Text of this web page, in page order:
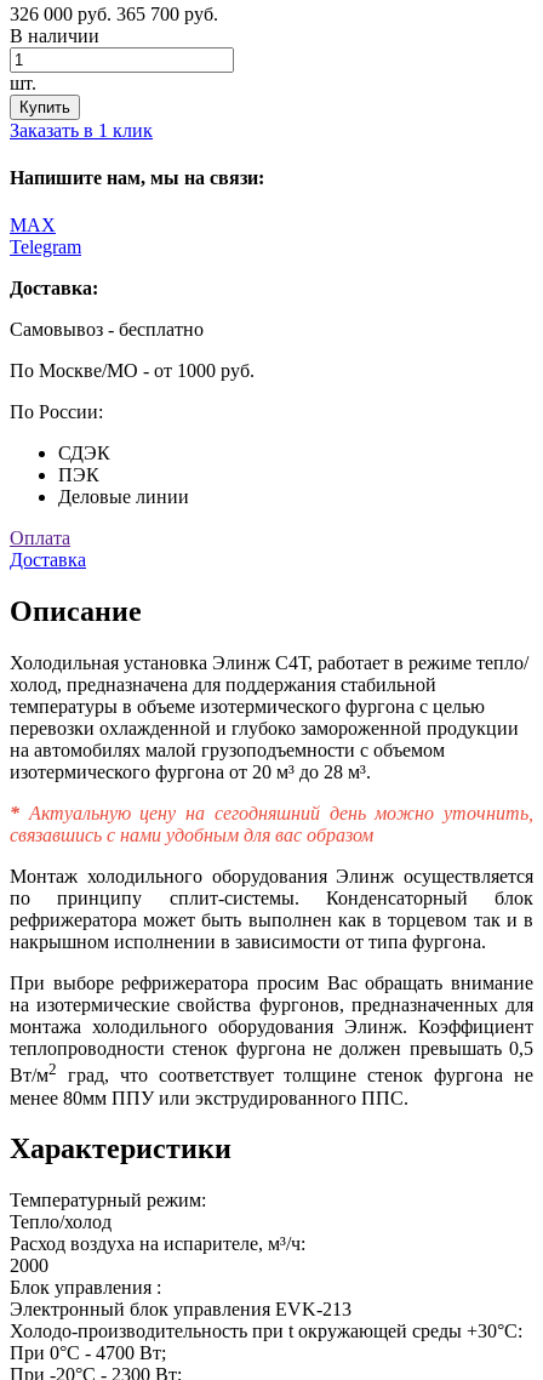
326 000 руб. 365 700 руб.
В наличии
шт.
Купить
Заказать в 1 клик
Напишите нам, мы на связи:
MAX
Telegram
Доставка:
Самовывоз - бесплатно
По Москве/МО - от 1000 руб.
По России:
СДЭК
ПЭК
Деловые линии
Оплата
Доставка
Описание
Холодильная установка Элинж С4Т, работает в режиме тепло/
холод, предназначена для поддержания стабильной
температуры в объеме изотермического фургона с целью
перевозки охлажденной и глубоко замороженной продукции
на автомобилях малой грузоподъемности с объемом
изотермического фургона от 20 м³ до 28 м³.
* Актуальную цену на сегодняшний день можно уточнить,
связавшись с нами удобным для вас образом
Монтаж холодильного оборудования Элинж осуществляется
по принципу сплит-системы. Конденсаторный блок
рефрижератора может быть выполнен как в торцевом так и в
накрышном исполнении в зависимости от типа фургона.
При выборе рефрижератора просим Вас обращать внимание
на изотермические свойства фургонов, предназначенных для
монтажа холодильного оборудования Элинж. Коэффициент
теплопроводности стенок фургона не должен превышать 0,5
Вт/м2
град, что соответствует толщине стенок фургона не
менее 80мм ППУ или экструдированного ППС.
Характеристики
Температурный режим:
Тепло/холод
Расход воздуха на испарителе, м³/ч:
2000
Блок управления :
Электронный блок управления EVK-213
Холодо-производительность при t окружающей среды +30°С:
При 0°С - 4700 Вт;
При -20°С - 2300 Вт;